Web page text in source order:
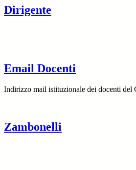
Dirigente
Email Docenti
Indirizzo mail istituzionale dei docenti del
Zambonelli